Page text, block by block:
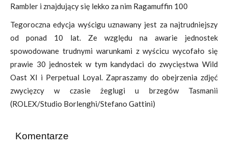
Rambler i znajdujący się lekko za nim Ragamuffin 100
Tegoroczna edycja wyścigu uznawany jest za najtrudniejszy
od ponad 10 lat. Ze względu na awarie jednostek
spowodowane trudnymi warunkami z wyścicu wycofało się
prawie 30 jednostek w tym kandydaci do zwycięstwa Wild
Oast XI i Perpetual Loyal. Zapraszamy do obejrzenia zdjęć
zwycięzcy w czasie żeglugi u brzegów Tasmanii
(ROLEX/Studio Borlenghi/Stefano Gattini)
Komentarze